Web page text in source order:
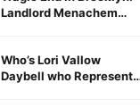
Landlord Menachem
Burned in a Dumpster
Who’s Lori Vallow
Daybell who Represents